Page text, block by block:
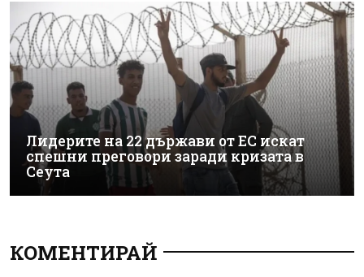
Лидерите на 22 държави от ЕС искат
спешни преговори заради кризата в
Сеута
КОМЕНТИРАЙ